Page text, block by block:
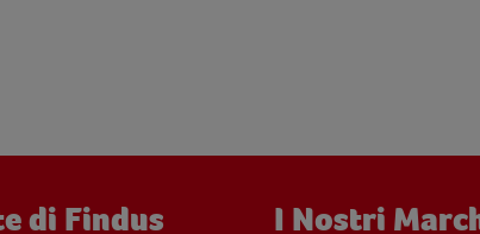
di Findus I Nostri